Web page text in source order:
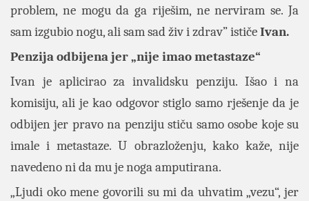
problem, ne mogu da ga riješim, ne nerviram se. Ja
sam izgubio nogu, ali sam sad živ i zdrav” ističeIvan.
Penzija odbijena jer „nije imao metastaze“
Ivan je aplicirao za invalidsku penziju. Išao i na
komisiju, ali je kao odgovor stiglo samo rješenje da je
odbijen jer pravo na penziju stiču samo osobe koje su
imale i metastaze. U obrazloženju, kako kaže, nije
navedeno ni da mu je noga amputirana.
„Ljudi oko mene govorili su mi da uhvatim „vezu“, jer